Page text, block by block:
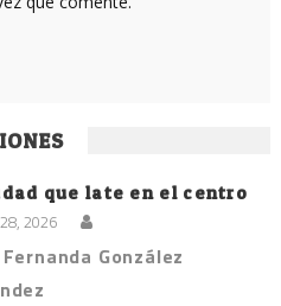
que late en el centro
2026
González